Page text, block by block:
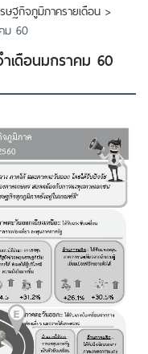
ษฐกิจภูมิภาครายเดือน >
ม 60
เดือนมกราคม 60